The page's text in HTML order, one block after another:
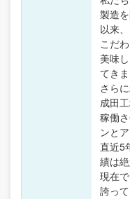
製造を
以来
こだ
美味
てきま
さら
成田
稼働
ンと
直近5
績は絶
現在
誇って